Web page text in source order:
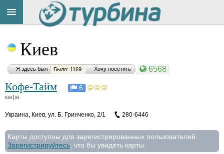
Киев
Я здесь был Было: 1169 Хочу посетить 6568
Кофе-Тайм 6
кафе
Украина, Киев, ул. Б. Гринченко, 2/1 280-6446
Карты доступны для зарегистрированных пользователей.
Зарегистрируйтесь , что бы увидеть карты.
на
сайте: